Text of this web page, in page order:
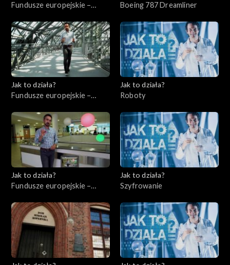
Fundusze europejskie –
Boeing 787 Dreamliner
Jak to działa?
Fundusze europejskie –
Jak to działa?
Roboty
Jak to działa?
Fundusze europejskie –
Jak to działa?
Szyfrowanie